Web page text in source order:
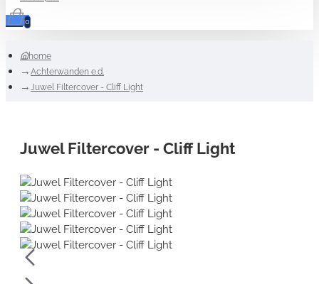
0
home
Achterwanden e.d.
Juwel Filtercover - Cliff Light
Juwel Filtercover - Cliff Light